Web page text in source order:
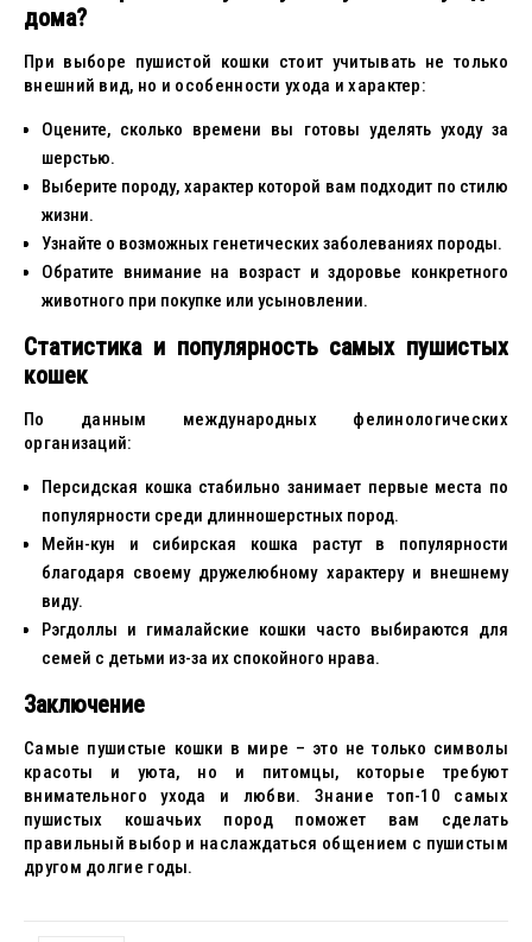
дома?
При выборе пушистой кошки стоит учитывать не только
внешний вид, но и особенности ухода и характер:
Оцените, сколько времени вы готовы уделять уходу за
шерстью.
Выберите породу, характер которой вам подходит по стилю
жизни.
Узнайте о возможных генетических заболеваниях породы.
Обратите внимание на возраст и здоровье конкретного
животного при покупке или усыновлении.
Статистика и популярность самых пушистых
кошек
По данным международных фелинологических
организаций:
Персидская кошка стабильно занимает первые места по
популярности среди длинношерстных пород.
Мейн-кун и сибирская кошка растут в популярности
благодаря своему дружелюбному характеру и внешнему
виду.
Рэгдоллы и гималайские кошки часто выбираются для
семей с детьми из-за их спокойного нрава.
Заключение
Самые пушистые кошки в мире – это не только символы
красоты и уюта, но и питомцы, которые требуют
внимательного ухода и любви. Знание топ-10 самых
пушистых кошачьих пород поможет вам сделать
правильный выбор и наслаждаться общением с пушистым
другом долгие годы.